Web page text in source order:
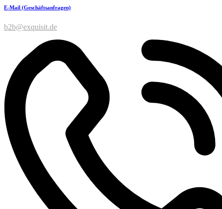
E-Mail (Geschäftsanfragen)
b2b@exquisit.de